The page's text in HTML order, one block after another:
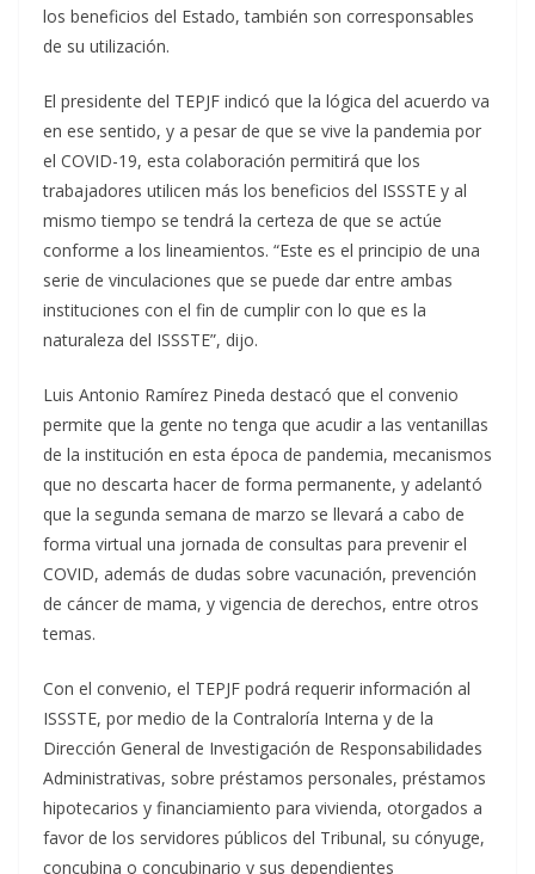
los beneficios del Estado, también son corresponsables
de su utilización.
El presidente del TEPJF indicó que la lógica del acuerdo va
en ese sentido, y a pesar de que se vive la pandemia por
el COVID-19, esta colaboración permitirá que los
trabajadores utilicen más los beneficios del ISSSTE y al
mismo tiempo se tendrá la certeza de que se actúe
conforme a los lineamientos. “Este es el principio de una
serie de vinculaciones que se puede dar entre ambas
instituciones con el fin de cumplir con lo que es la
naturaleza del ISSSTE”, dijo.
Luis Antonio Ramírez Pineda destacó que el convenio
permite que la gente no tenga que acudir a las ventanillas
de la institución en esta época de pandemia, mecanismos
que no descarta hacer de forma permanente, y adelantó
que la segunda semana de marzo se llevará a cabo de
forma virtual una jornada de consultas para prevenir el
COVID, además de dudas sobre vacunación, prevención
de cáncer de mama, y vigencia de derechos, entre otros
temas.
Con el convenio, el TEPJF podrá requerir información al
ISSSTE, por medio de la Contraloría Interna y de la
Dirección General de Investigación de Responsabilidades
Administrativas, sobre préstamos personales, préstamos
hipotecarios y financiamiento para vivienda, otorgados a
favor de los servidores públicos del Tribunal, su cónyuge,
concubina o concubinario y sus dependientes